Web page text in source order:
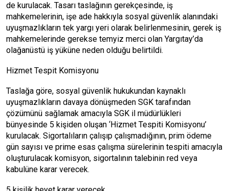
de kurulacak. Tasarı taslağının gerekçesinde, iş
mahkemelerinin, işe ade hakkıyla sosyal güvenlik alanındaki
uyuşmazlıkların tek yargı yeri olarak belirlenmesinin, gerek iş
mahkemelerinde gerekse temyiz merci olan Yargıtay’da
olağanüstü iş yüküne neden olduğu belirtildi.
Hizmet Tespit Komisyonu
Taslağa göre, sosyal güvenlik hukukundan kaynaklı
uyuşmazlıkların davaya dönüşmeden SGK tarafından
çözümünü sağlamak amacıyla SGK il müdürlükleri
bünyesinde 5 kişiden oluşan ‘Hizmet Tespiti Komisyonu’
kurulacak. Sigortalıların çalışıp çalışmadığının, prim ödeme
gün sayısı ve prime esas çalışma sürelerinin tespiti amacıyla
oluşturulacak komisyon, sigortalının talebinin red veya
kabulüne karar verecek.